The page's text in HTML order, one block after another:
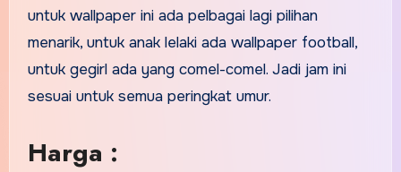
untuk wallpaper ini ada pelbagai lagi pilihan
menarik, untuk anak lelaki ada wallpaper football,
untuk gegirl ada yang comel-comel. Jadi jam ini
sesuai untuk semua peringkat umur.
Harga :